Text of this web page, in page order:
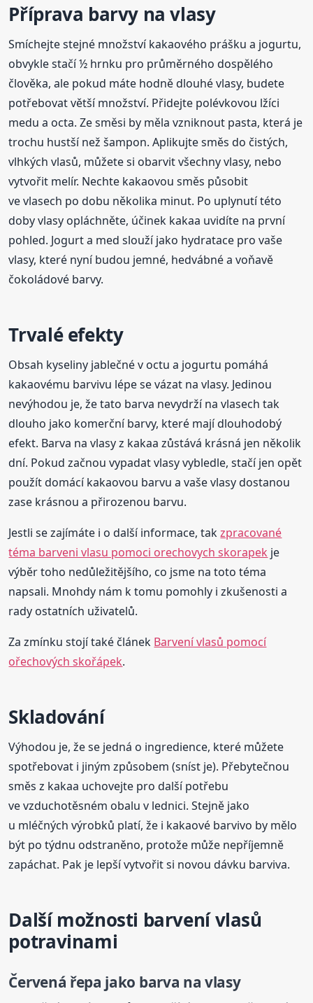
Příprava barvy na vlasy
Smíchejte stejné množství kakaového prášku a jogurtu,
obvykle stačí ½ hrnku pro průměrného dospělého
člověka, ale pokud máte hodně dlouhé vlasy, budete
potřebovat větší množství. Přidejte polévkovou lžíci
medu a octa. Ze směsi by měla vzniknout pasta, která je
trochu hustší než šampon. Aplikujte směs do čistých,
vlhkých vlasů, můžete si obarvit všechny vlasy, nebo
vytvořit melír. Nechte kakaovou směs působit
ve vlasech po dobu několika minut. Po uplynutí této
doby vlasy opláchněte, účinek kakaa uvidíte na první
pohled. Jogurt a med slouží jako hydratace pro vaše
vlasy, které nyní budou jemné, hedvábné a voňavě
čokoládové barvy.
Trvalé efekty
Obsah kyseliny jablečné v octu a jogurtu pomáhá
kakaovému barvivu lépe se vázat na vlasy. Jedinou
nevýhodou je, že tato barva nevydrží na vlasech tak
dlouho jako komerční barvy, které mají dlouhodobý
efekt. Barva na vlasy z kakaa zůstává krásná jen několik
dní. Pokud začnou vypadat vlasy vybledle, stačí jen opět
použít domácí kakaovou barvu a vaše vlasy dostanou
zase krásnou a přirozenou barvu.
Jestli se zajímáte i o další informace, takzpracované
téma barveni vlasu pomoci orechovych skorapek je
výběr toho nedůležitějšího, co jsme na toto téma
napsali. Mnohdy nám k tomu pomohly i zkušenosti a
rady ostatních uživatelů.
Za zmínku stojí také článek Barvení vlasů pomocí
ořechových skořápek.
Skladování
Výhodou je, že se jedná o ingredience, které můžete
spotřebovat i jiným způsobem (sníst je). Přebytečnou
směs z kakaa uchovejte pro další potřebu
ve vzduchotěsném obalu v lednici. Stejně jako
u mléčných výrobků platí, že i kakaové barvivo by mělo
být po týdnu odstraněno, protože může nepříjemně
zapáchat. Pak je lepší vytvořit si novou dávku barviva.
Další možnosti barvení vlasů
potravinami
Červená řepa jako barva na vlasy